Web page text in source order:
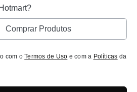
Comprar Produtos
com oTermos de Uso e com a Políticas da